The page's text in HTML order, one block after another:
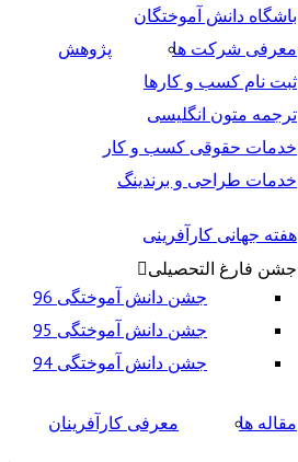
باشگاه دانش آموختگان
معرفی شرکت ها
پژوهش
ثبت نام کسب و کارها
ترجمه متون انگلیسی
خدمات حقوقی کسب و کار
خدمات طراحی و برندینگ
هفته جهانی کارآفرینی
جشن فارغ التحصیلی
جشن دانش آموختگی 96
جشن دانش آموختگی 95
جشن دانش آموختگی 94
مقاله ها معرفی کارآفرینان